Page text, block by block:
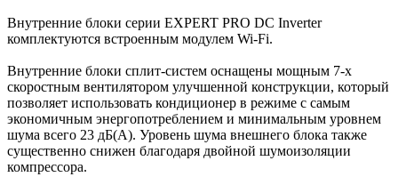
Внутренние блоки серии EXPERT PRO DC Inverter
комплектуются встроенным модулем Wi-Fi.
Внутренние блоки сплит-систем оснащены мощным 7-х
скоростным вентилятором улучшенной конструкции, который
позволяет использовать кондиционер в режиме с самым
экономичным энергопотреблением и минимальным уровнем
шума всего 23 дБ(А). Уровень шума внешнего блока также
существенно снижен благодаря двойной шумоизоляции
компрессора.